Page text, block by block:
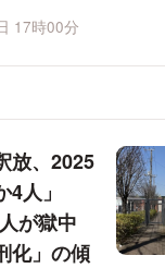
17時00分
放、2025
人」
が獄中
化」の傾